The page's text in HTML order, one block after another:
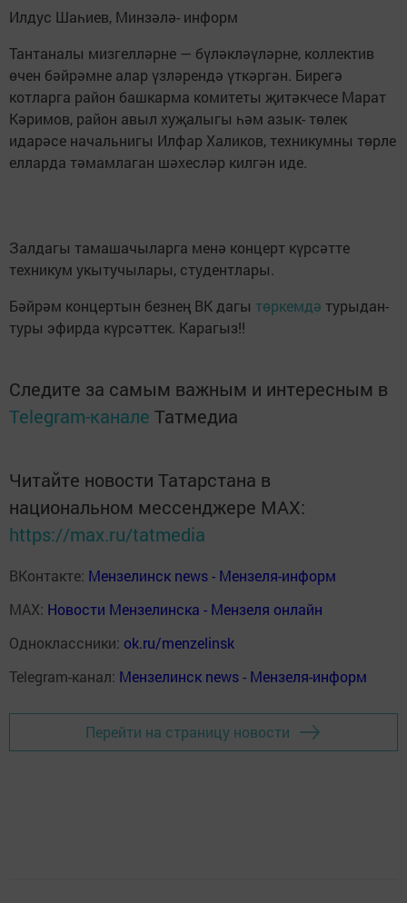
Илдус Шаһиев, Минзәлә- информ
Тантаналы мизгелләрне — бүләкләүләрне, коллектив
өчен бәйрәмне алар үзләрендә үткәргән. Бирегә
котларга район башкарма комитеты җитәкчесе Марат
Кәримов, район авыл хуҗалыгы һәм азык- төлек
идарәсе начальнигы Илфар Халиков, техникумны төрле
елларда тәмамлаган шәхесләр килгән иде.
Залдагы тамашачыларга менә концерт күрсәтте
техникум укытучылары, студентлары.
Бәйрәм концертын безнең ВК дагы төркемдә турыдан-
туры эфирда күрсәттек. Карагыз!!
Следите за самым важным и интересным в
Telegram-канале Татмедиа
Читайте новости Татарстана в
национальном мессенджере MАХ:
https://max.ru/tatmedia
ВКонтакте: Мензелинск news - Мензеля-информ
MAX: Новости Мензелинска - Мензеля онлайн
Одноклассники: ok.ru/menzelinsk
Telegram-канал: Мензелинск news - Мензеля-информ
Перейти на страницу новости